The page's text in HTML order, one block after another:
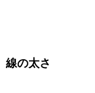
線の太さ